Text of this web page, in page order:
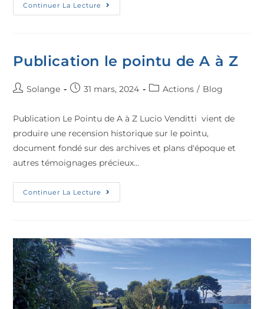
Continuer La Lecture
Publication le pointu de A à Z
Solange 31 mars, 2024 Actions / Blog
Publication Le Pointu de A à Z Lucio Venditti vient de
produire une recension historique sur le pointu,
document fondé sur des archives et plans d'époque et
autres témoignages précieux…
Continuer La Lecture